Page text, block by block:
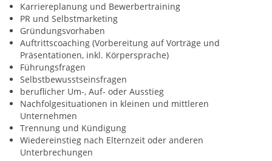
Karriereplanung und Bewerbertraining
PR und Selbstmarketing
Gründungsvorhaben
Auftrittscoaching (Vorbereitung auf Vorträge und
Präsentationen, inkl. Körpersprache)
Führungsfragen
Selbstbewusstseinsfragen
beruflicher Um-, Auf- oder Ausstieg
Nachfolgesituationen in kleinen und mittleren
Unternehmen
Trennung und Kündigung
Wiedereinstieg nach Elternzeit oder anderen
Unterbrechungen